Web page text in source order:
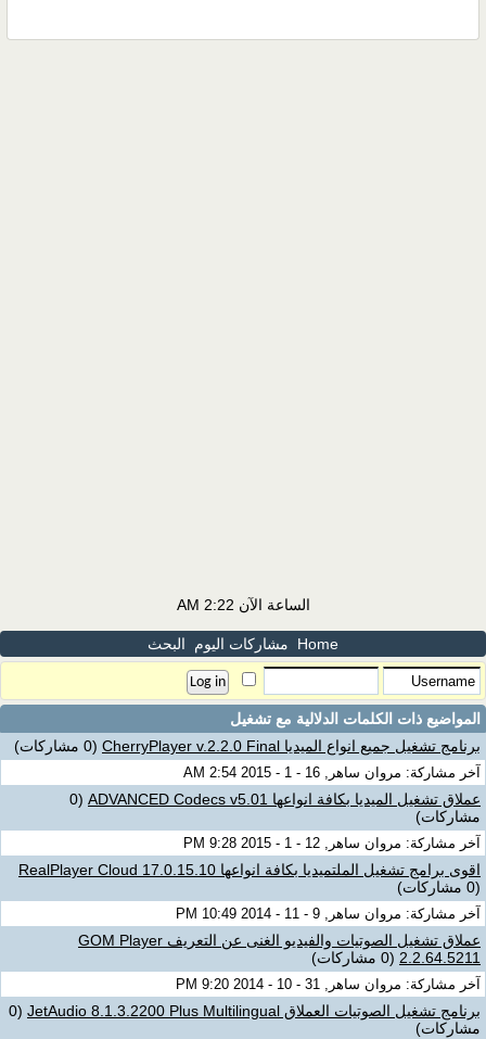
الساعة الآن 2:22 AM
Home مشاركات اليوم البحث
المواضيع ذات الكلمات الدلالية مع تشغيل
برنامج تشغيل جميع انواع الميديا CherryPlayer v.2.2.0 Final
(0 مشاركات)
آخر مشاركة: مروان ساهر, 16 - 1 - 2015 2:54 AM
عملاق تشغيل الميديا بكافة انواعها ADVANCED Codecs v5.01
(0
مشاركات)
آخر مشاركة: مروان ساهر, 12 - 1 - 2015 9:28 PM
اقوى برامج تشغيل الملتميديا بكافة انواعها RealPlayer Cloud 17.0.15.10
(0 مشاركات)
آخر مشاركة: مروان ساهر, 9 - 11 - 2014 10:49 PM
عملاق تشغيل الصوتيات والفيديو الغنى عن التعريف GOM Player
2.2.64.5211 (0 مشاركات)
آخر مشاركة: مروان ساهر, 31 - 10 - 2014 9:20 PM
برنامج تشغيل الصوتيات العملاق JetAudio 8.1.3.2200 Plus Multilingual
(0
مشاركات)